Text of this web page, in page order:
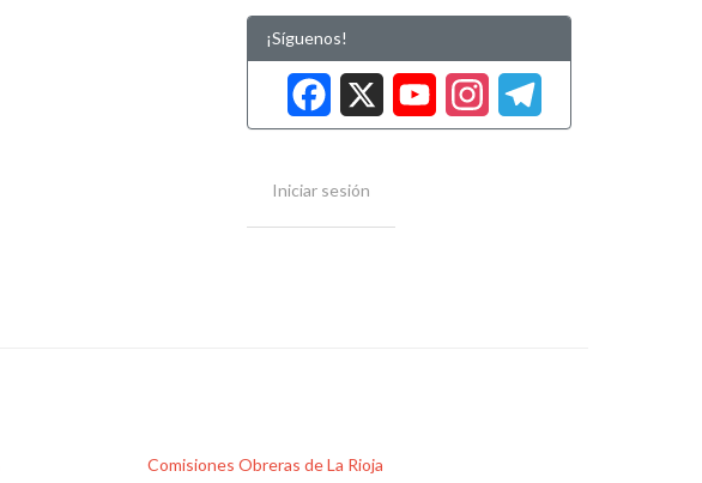
¡Síguenos!
Facebook
XYouTube
Iniciar sesión
Comisiones Obreras de La Rioja